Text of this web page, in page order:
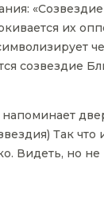
их
созвездие
Так
Видеть, но